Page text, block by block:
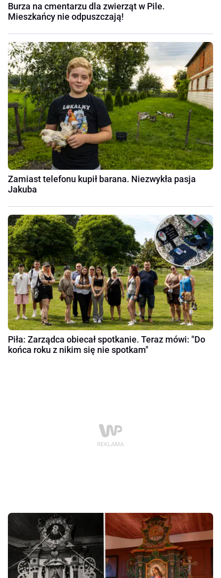
Burza na cmentarzu dla zwierząt w Pile.
Mieszkańcy nie odpuszczają!
Zamiast telefonu kupił barana. Niezwykła pasja
Jakuba
Piła: Zarządca obiecał spotkanie. Teraz mówi: "Do
końca roku z nikim się nie spotkam"